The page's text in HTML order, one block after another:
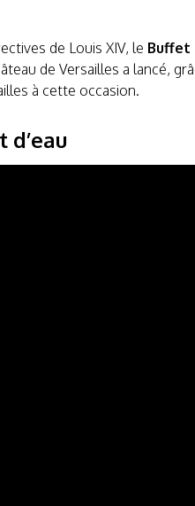
de Louis XIV, le Buffet
de Versailles a lancé,
à cette occasion.